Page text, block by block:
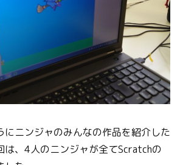
にニンジャのみんなの作品を紹介した
は、4人のニンジャが全てScratchの